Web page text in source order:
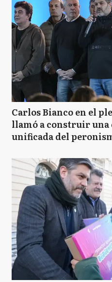
Carlos Bianco en el
llamó a construir
unificada del